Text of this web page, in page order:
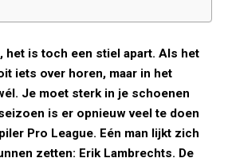
het is toch een stiel apart. Als het
iets over horen, maar in het
Je moet sterk in je schoenen
is er opnieuw veel te doen
Pro League. Eén man lijkt zich
zetten: Erik Lambrechts. De